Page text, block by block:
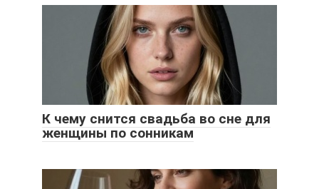
К чему снится свадьба во сне для
женщины по сонникам